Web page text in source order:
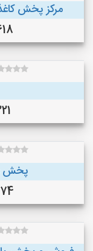
مرکز پخش
پخش